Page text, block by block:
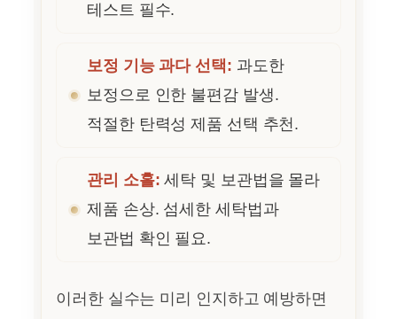
테스트 필수.
보정 기능 과다 선택: 과도한
보정으로 인한 불편감 발생.
적절한 탄력성 제품 선택 추천.
관리 소홀: 세탁 및 보관법을 몰라
제품 손상. 섬세한 세탁법과
보관법 확인 필요.
이러한 실수는 미리 인지하고 예방하면